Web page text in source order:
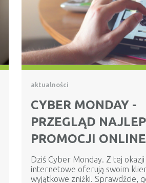
aktualności
CYBER MONDAY -
PRZEGLĄD
PROMOCJI ONLINE
Dziś Cyber Monday. Z tej
internetowe oferują swoim
wyjątkowe zniżki. Sprawdźcie,